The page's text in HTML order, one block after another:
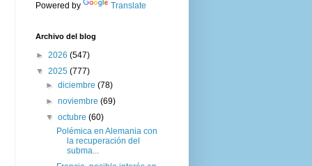
Powered by Translate
Archivo del blog
► 2026 (547)
▼ 2025 (777)
►diciembre(78)
►noviembre(69)
▼octubre(60)
Polémica en Alemania con
la recuperación del
subma...